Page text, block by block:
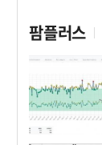
팜플러스